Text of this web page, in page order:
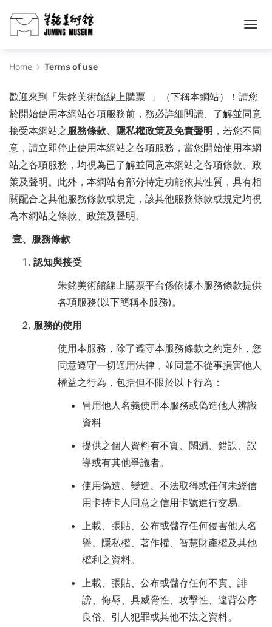
Terms
of
use
-
주
밍
미
술
Home Terms of use
歡迎來到「朱銘美術館線上購票 」（下稱本網站）！請您
於開始使用本網站各項服務前，務必詳細閱讀、了解並同意
接受本網站之服務條款、隱私權政策及免責聲明 ，若您不同
意，請立即停止使用本網站之各項服務，當您開始使用本網
站之各項服務，均視為已了解並同意本網站之各項條款、政
策及聲明。此外，本網站有部分特定功能依其性質，具有相
關配合之其他服務條款或規定，該其他服務條款或規定均視
為本網站之條款、政策及聲明。
壹、服務條款
認知與接受
朱銘美術館線上購票平台係依據本服務條款提供
各項服務(以下簡稱本服務)。
服務的使用
使用本服務，除了遵守本服務條款之約定外，您
同意遵守一切適用法律，並同意不從事損害他人
權益之行為，包括但不限於以下行為：
冒用他人名義使用本服務或偽造他人辨識
資料
提供之個人資料有不實、闕漏、錯誤、誤
導或有其他爭議者。
使用偽造、變造、不法取得或任何未經信
用卡持卡人同意之信用卡號進行交易。
上載、張貼、公布或儲存任何侵害他人名
譽、隱私權、著作權、智慧財產權及其他
權利之資料。
上載、張貼、公布或儲存任何不實、誹
謗、侮辱、具威脅性、攻擊性、違背公序
良俗、引人犯罪或其他不法之資料。